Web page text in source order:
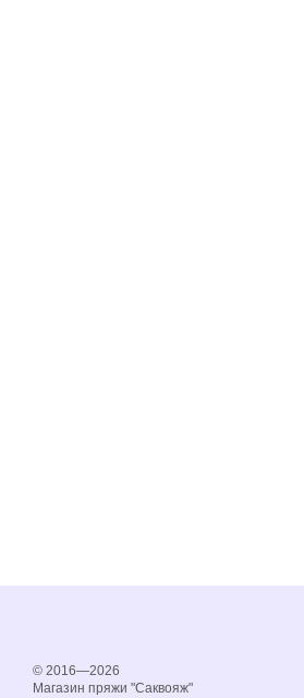
© 2016—2026
Магазин пряжи "Саквояж"